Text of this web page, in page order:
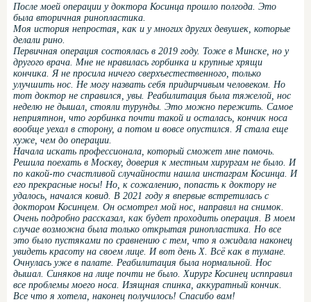
После моей операции у доктора Косинца прошло полгода. Это
была вторичная ринопластика.
Моя история непростая, как и у многих других девушек, которые
делали рино.
Первичная операция состоялась в 2019 году. Тоже в Минске, но у
другого врача. Мне не нравилась горбинка и крупные хрящи
кончика. Я не просила ничего сверхъестественного, только
улучшить нос. Не могу назвать себя придирчивым человеком. Но
тот доктор не справился, увы. Реабилитация была тяжелой, нос
неделю не дышал, стояли турунды. Это можно пережить. Самое
неприятнон, что горбинка почти такой и осталась, кончик носа
вообще уехал в сторону, а потом и вовсе опустился. Я стала еще
хуже, чем до операции.
Начала искать профессионала, который сможет мне помочь.
Решила поехать в Москву, доверия к местным хирургам не было. И
по какой-то счастливой случайности нашла инстаграм Косинца. И
его прекрасные носы! Но, к сожалению, попасть к доктору не
удалось, начался ковид. В 2021 году я впервые встретилась с
доктором Косинцем. Он осмотрел мой нос, направил на снимок.
Очень подробно рассказал, как будет проходить операция. В моем
случае возможна была только открытая ринопластика. Но все
это было пустяками по сравнению с тем, что я ожидала наконец
увидеть красоту на своем лице. И вот день Х. Всё как в тумане.
Очнулась уже в палате. Реабилитация была нормальной. Нос
дышал. Синяков на лице почти не было. Хирург Косинец испправил
все проблемы моего носа. Изящная спинка, аккуратный кончик.
Все что я хотела, наконец получилось! Спасибо вам!